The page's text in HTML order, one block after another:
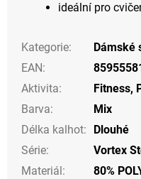
ideální pro
Kategorie:
Dámské
EAN:
Aktivita: Fitness,
Barva:
Mix
Délka kalhot:
Dlouhé
Série:
Vortex
Materiál: 80%